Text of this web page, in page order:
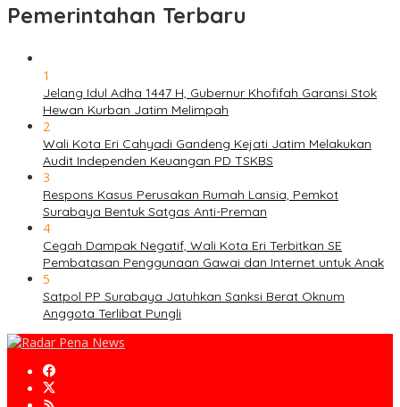
Pemerintahan Terbaru
1
Jelang Idul Adha 1447 H, Gubernur Khofifah Garansi Stok
Hewan Kurban Jatim Melimpah
2
Wali Kota Eri Cahyadi Gandeng Kejati Jatim Melakukan
Audit Independen Keuangan PD TSKBS
3
Respons Kasus Perusakan Rumah Lansia, Pemkot
Surabaya Bentuk Satgas Anti-Preman
4
Cegah Dampak Negatif, Wali Kota Eri Terbitkan SE
Pembatasan Penggunaan Gawai dan Internet untuk Anak
5
Satpol PP Surabaya Jatuhkan Sanksi Berat Oknum
Anggota Terlibat Pungli